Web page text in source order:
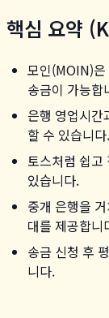
핵심 요약
모인(MOIN)은
송금이 가능합
은행 영업시
할 수 있습니다.
토스처럼 쉽
있습니다.
중개 은행을
대를 제공합니
송금 신청 후
니다.